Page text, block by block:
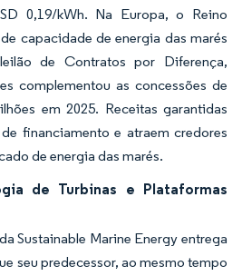
0,19/kWh. Na Europa, o Reino
capacidade de energia das marés
de Contratos por Diferença,
complementou as concessões de
em 2025. Receitas garantidas
financiamento e atraem credores
de energia das marés.
de Turbinas e Plataformas
Sustainable Marine Energy entrega
seu predecessor, ao mesmo tempo